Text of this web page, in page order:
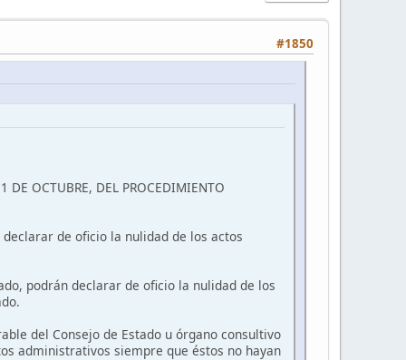
#1850
DE OCTUBRE, DEL PROCEDIMIENTO
de oficio la nulidad de los actos
podrán declarar de oficio la nulidad de los
del Consejo de Estado u órgano consultivo
administrativos siempre que éstos no hayan